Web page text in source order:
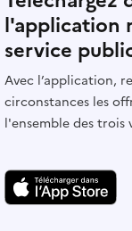
l'application
service
Avec l’application,
circonstances les
l'ensemble des trois